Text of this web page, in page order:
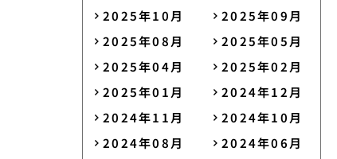
2025年10月
2025年09月
2025年08月
2025年05月
2025年04月
2025年02月
2025年01月
2024年12月
2024年11月
2024年10月
2024年08月
2024年06月